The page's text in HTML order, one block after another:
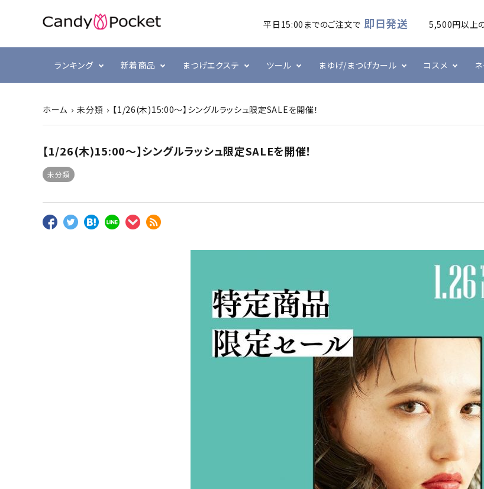
平日15:00までのご注文で 即日発送 5,500円以上
ランキング 新着商品 まつげエクステ
シングルラッシュ ボリュームラッシュ
ブラウン カラー
ツール
前処理・グルー強化剤 テープ・アイシート
衛生消毒関連 コーム・ブラシ・ブロワー
まゆげ/まつげカール
ラヴァンクール・まゆげ まつげカール
コスメ
まつ毛 スキンケア・メイク
プリジェル ミューズシリーズ
プリアンファ ジェルネイル技能検定
ホーム 未分類 【1/26(木)15:00～】シングルラッシュ限定SALEを開催！
【1/26(木)15:00～】シングルラッシュ限定SALEを開催！
未分類